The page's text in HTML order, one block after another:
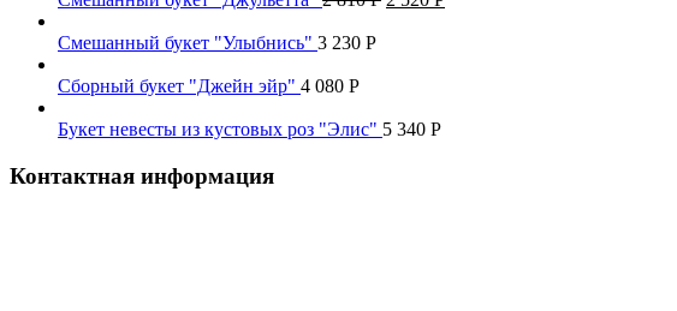
Смешанный букет "Улыбнись" 3 230 Р
Сборный букет "Джейн эйр" 4 080 Р
Букет невесты из кустовых роз "Элис" 5 340 Р
Контактная информация